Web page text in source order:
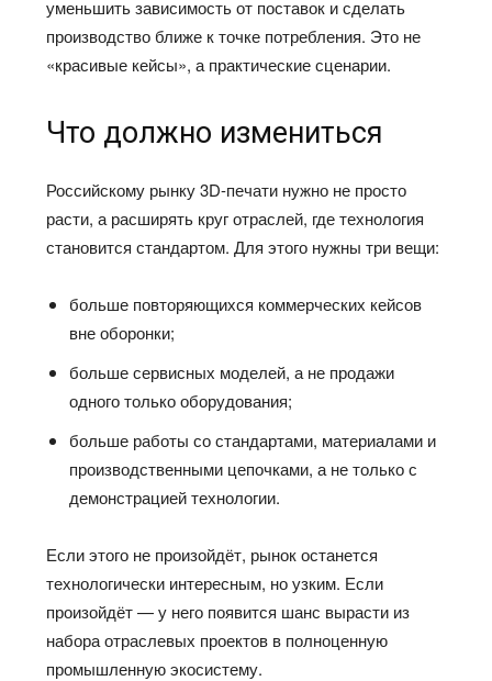
уменьшить зависимость от поставок и сделать
производство ближе к точке потребления. Это не
«красивые кейсы», а практические сценарии.
Что должно измениться
Российскому рынку 3D-печати нужно не просто
расти, а расширять круг отраслей, где технология
становится стандартом. Для этого нужны три вещи:
больше повторяющихся коммерческих кейсов
вне оборонки;
больше сервисных моделей, а не продажи
одного только оборудования;
больше работы со стандартами, материалами и
производственными цепочками, а не только с
демонстрацией технологии.
Если этого не произойдёт, рынок останется
технологически интересным, но узким. Если
произойдёт — у него появится шанс вырасти из
набора отраслевых проектов в полноценную
промышленную экосистему.